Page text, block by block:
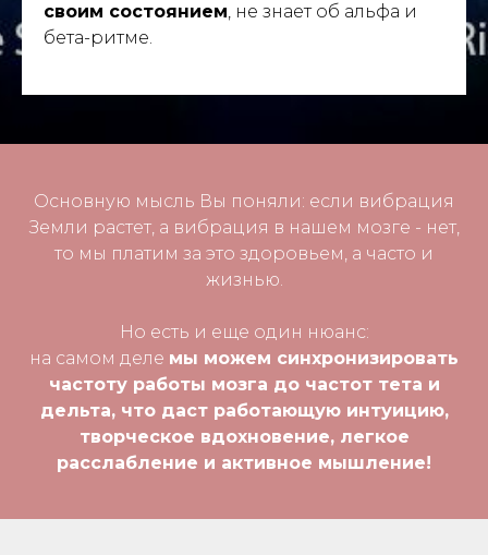
своим состоянием, не знает об альфа и
бета-ритме.
Основную мысль Вы поняли: если вибрация
Земли растет, а вибрация в нашем мозге - нет,
то мы платим за это здоровьем, а часто и
жизнью.
Но есть и еще один нюанс:
на самом деле мы можем синхронизировать
частоту работы мозга до частот тета и
дельта, что даст работающую интуицию,
творческое вдохновение, легкое
расслабление и активное мышление!